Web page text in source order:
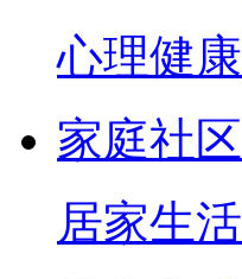
心理健康
家庭社区
居家生活